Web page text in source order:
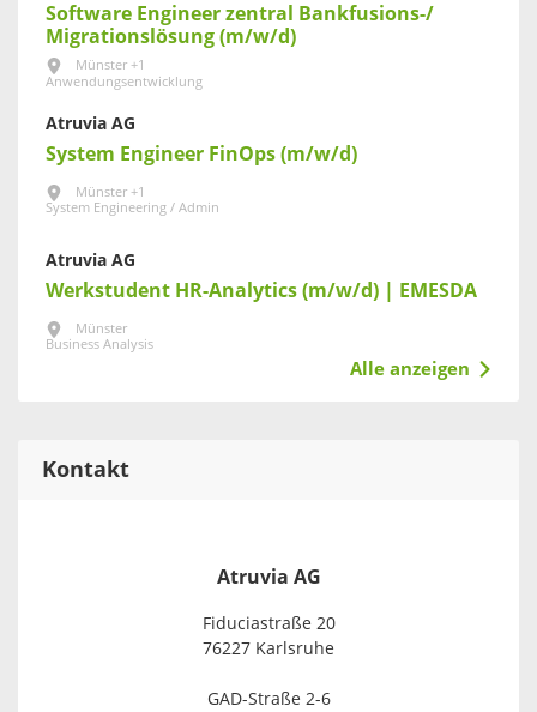
Software Engineer zentral Bankfusions-/
Migrationslösung (m/w/d)
Münster +1
Anwendungsentwicklung
Atruvia AG
System Engineer FinOps (m/w/d)
Münster +1
System Engineering / Admin
Atruvia AG
Werkstudent HR-Analytics (m/w/d) | EMESDA
Münster
Business Analysis
Alle anzeigen
Kontakt
Atruvia AG
Fiduciastraße 20
76227 Karlsruhe
GAD-Straße 2-6